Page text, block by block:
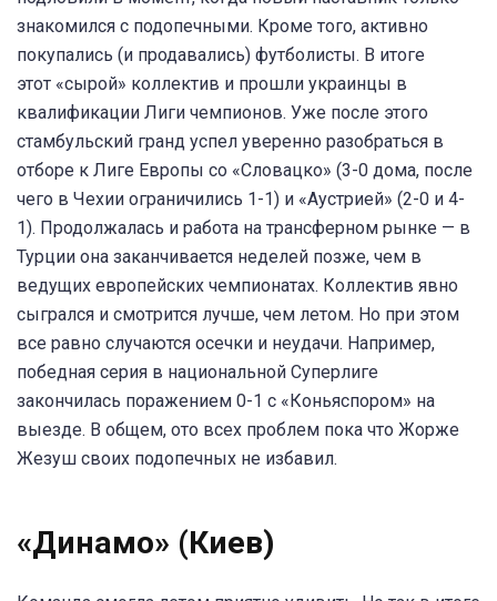
знакомился с подопечными. Кроме того, активно
покупались (и продавались) футболисты. В итоге
этот «сырой» коллектив и прошли украинцы в
квалификации Лиги чемпионов. Уже после этого
стамбульский гранд успел уверенно разобраться в
отборе к Лиге Европы со «Словацко» (3-0 дома, после
чего в Чехии ограничились 1-1) и «Аустрией» (2-0 и 4-
1). Продолжалась и работа на трансферном рынке — в
Турции она заканчивается неделей позже, чем в
ведущих европейских чемпионатах. Коллектив явно
сыгрался и смотрится лучше, чем летом. Но при этом
все равно случаются осечки и неудачи. Например,
победная серия в национальной Суперлиге
закончилась поражением 0-1 с «Коньяспором» на
выезде. В общем, ото всех проблем пока что Жорже
Жезуш своих подопечных не избавил.
«Динамо» (Киев)